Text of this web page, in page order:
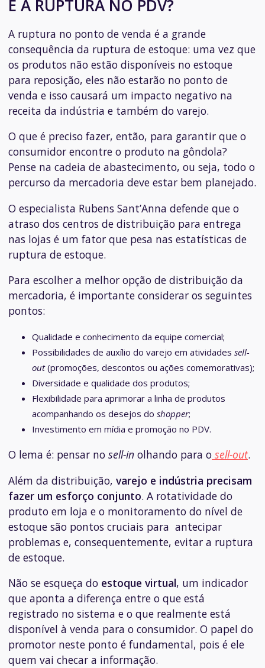
E A RUPTURA NO PDV?
A ruptura no ponto de venda é a grande
consequência da ruptura de estoque: uma vez que
os produtos não estão disponíveis no estoque
para reposição, eles não estarão no ponto de
venda e isso causará um impacto negativo na
receita da indústria e também do varejo.
O que é preciso fazer, então, para garantir que o
consumidor encontre o produto na gôndola?
Pense na cadeia de abastecimento, ou seja, todo o
percurso da mercadoria deve estar bem planejado.
O especialista Rubens Sant’Anna defende que o
atraso dos centros de distribuição para entrega
nas lojas é um fator que pesa nas estatísticas de
ruptura de estoque.
Para escolher a melhor opção de distribuição da
mercadoria, é importante considerar os seguintes
pontos:
Qualidade e conhecimento da equipe comercial;
Possibilidades de auxílio do varejo em atividades sell-
out(promoções, descontos ou ações comemorativas);
Diversidade e qualidade dos produtos;
Flexibilidade para aprimorar a linha de produtos
acompanhando os desejos do shopper;
Investimento em mídia e promoção no PDV.
O lema é: pensar no sell-in olhando para o sell-out.
Além da distribuição, varejo e indústria precisam
fazer um esforço conjunto. A rotatividade do
produto em loja e o monitoramento do nível de
estoque são pontos cruciais para antecipar
problemas e, consequentemente, evitar a ruptura
de estoque.
Não se esqueça do estoque virtual, um indicador
que aponta a diferença entre o que está
registrado no sistema e o que realmente está
disponível à venda para o consumidor. O papel do
promotor neste ponto é fundamental, pois é ele
quem vai checar a informação.